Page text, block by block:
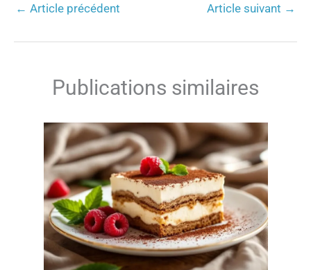
← Article précédent Article suivant →
Publications similaires